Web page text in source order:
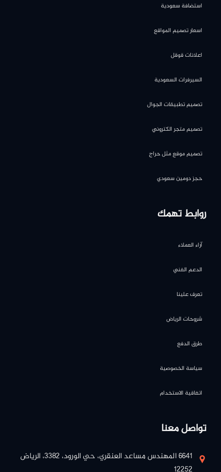
استضافة سعودية
اسعار تصميم المواقع
اعلانات قوقل
السيرفرات السعودية
تصميم تطبيقات الجوال
تصميم متجر الكتروني
تصميم موقع مثل حراج
حجز دومين سعودي
روابط تهمك
آراء العملاء
الدعم الفني
تعرف علينا
شروحات الرياض
طرق الدفع
سياسة الخصوصية
اتفاقية الاستخدام
تواصل معنا
٦٦٤١ المهندس مساعد العنقري، حي الورود، ٣٣٨٢، الرياض